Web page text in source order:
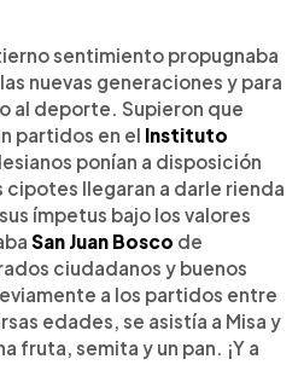
sentimiento propugnaba
nuevas generaciones y para
al deporte. Supieron que
partidos en el Instituto
ponían a disposición
cipotes llegaran a darle rienda
ímpetus bajo los valores
San Juan Bosco de
ciudadanos y buenos
a los partidos entre
edades, se asistía a Misa y
fruta, semita y un pan. ¡Y a